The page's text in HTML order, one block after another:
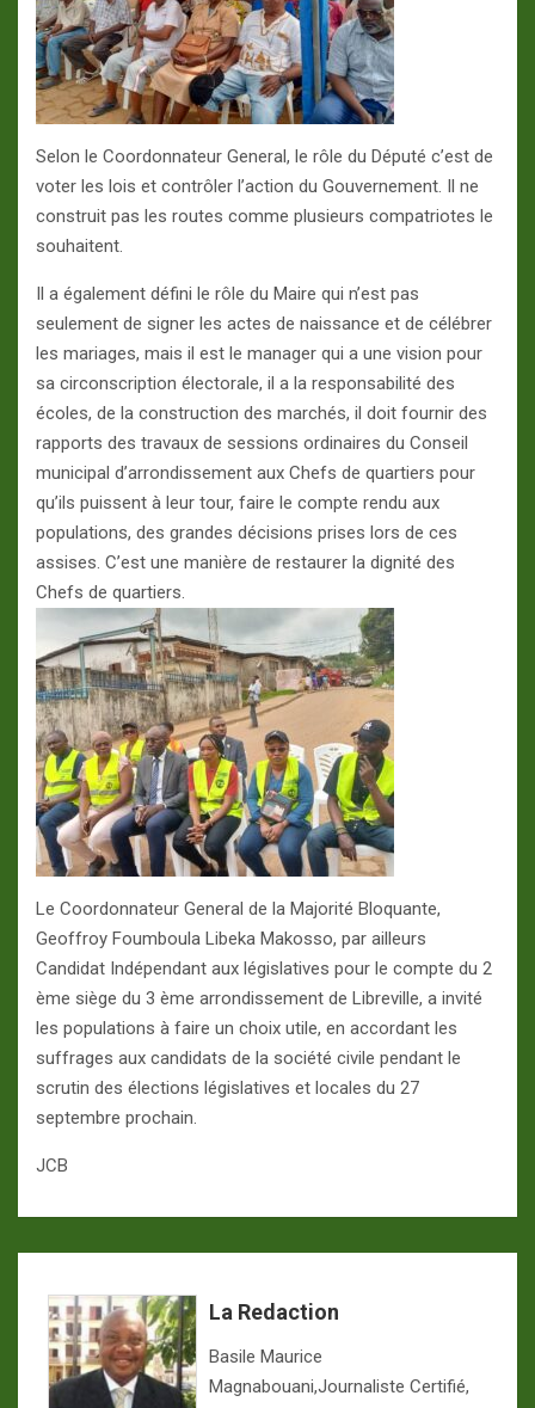
Selon le Coordonnateur General, le rôle du Député c’est de
voter les lois et contrôler l’action du Gouvernement. Il ne
construit pas les routes comme plusieurs compatriotes le
souhaitent.
Il a également défini le rôle du Maire qui n’est pas
seulement de signer les actes de naissance et de célébrer
les mariages, mais il est le manager qui a une vision pour
sa circonscription électorale, il a la responsabilité des
écoles, de la construction des marchés, il doit fournir des
rapports des travaux de sessions ordinaires du Conseil
municipal d’arrondissement aux Chefs de quartiers pour
qu’ils puissent à leur tour, faire le compte rendu aux
populations, des grandes décisions prises lors de ces
assises. C’est une manière de restaurer la dignité des
Chefs de quartiers.
Le Coordonnateur General de la Majorité Bloquante,
Geoffroy Foumboula Libeka Makosso, par ailleurs
Candidat Indépendant aux législatives pour le compte du 2
ème siège du 3 ème arrondissement de Libreville, a invité
les populations à faire un choix utile, en accordant les
suffrages aux candidats de la société civile pendant le
scrutin des élections législatives et locales du 27
septembre prochain.
JCB
La Redaction
Basile Maurice
Magnabouani,Journaliste Certifié,